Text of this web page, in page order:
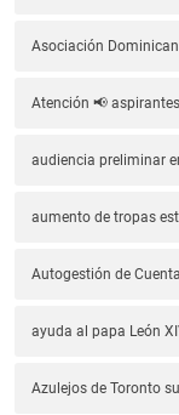
Asociación
Atención 📢
audiencia preliminar
aumento de tropas
Autogestión de
ayuda al papa León
Azulejos de Toronto